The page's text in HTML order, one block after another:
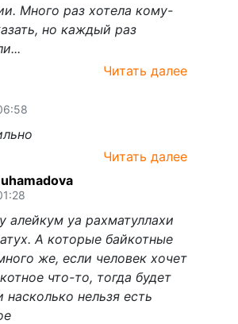
Много раз хотела кому-
но каждый раз
Читать далее
Читать далее
алейкум уа рахматуллахи
А которые байкотные
же, если человек хочет
что-то, тогда будет
насколько нельзя есть